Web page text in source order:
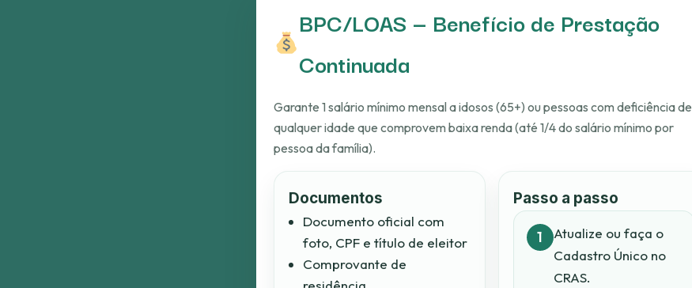
BPC/LOAS — Benefício de Prestação
Continuada
Garante 1 salário mínimo mensal a idosos (65+) ou pessoas com deficiência de
qualquer idade que comprovem baixa renda (até 1/4 do salário mínimo por
pessoa da família).
Documentos
Documento oficial com
foto, CPF e título de eleitor
Comprovante de
Passo a passo
Atualize ou faça o
Cadastro Único no
CRAS.